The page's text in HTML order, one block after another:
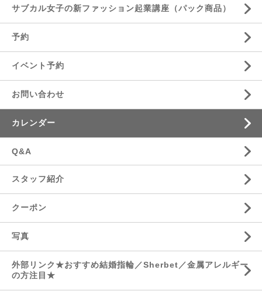
サブカル女子の新ファッション起業講座（パック商品）
予約
イベント予約
お問い合わせ
カレンダー
Q&A
スタッフ紹介
クーポン
写真
外部リンク★おすすめ結婚指輪／Sherbet／金属アレルギー
の方注目★